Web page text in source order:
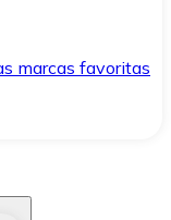
marcas favoritas